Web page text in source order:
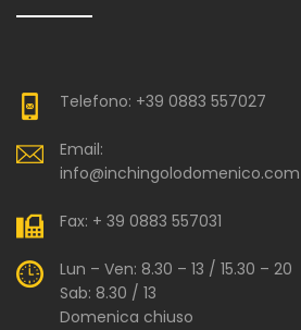
Telefono: +39 0883 557027
Email:
info@inchingolodomenico.com
Fax: + 39 0883 557031
Lun – Ven: 8.30 – 13 / 15.30 – 20
Sab: 8.30 / 13
Domenica chiuso